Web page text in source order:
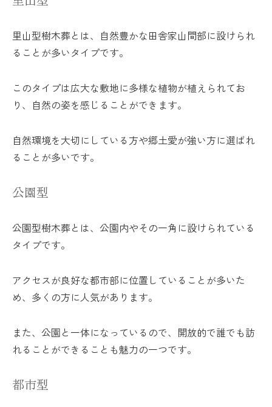
里山型樹木葬とは、自然豊かな田舎家山間部に設けられ
ることが多いタイプです。
このタイプは広大な敷地に多様な植物が植えられてお
り、自然の姿を感じることができます。
自然環境を大切にしている方や郷土愛が強い方に選ばれ
ることが多いです。
公園型
公園型樹木葬とは、公園内やその一角に設けられている
タイプです。
アクセスが良好な都市部に位置していることが多いた
め、多くの方に人気があります。
また、公園と一体になっているので、開放的で誰でも訪
れることができることも魅力の一つです。
都市型